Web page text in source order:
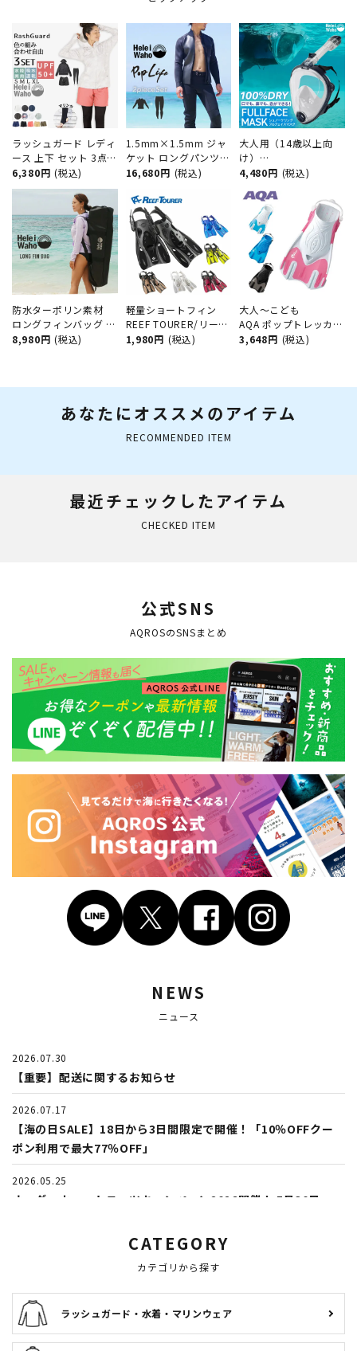
ラッシュガード レディ
ース 上下 セット 3点
フード付き 長袖 トレ
ンカ サーフパンツ 水
着 30代 40代 50代 体
型カバー ゆったり UV
カット 水陸両用 プー
ル 海 ランニング ヨガ
接触冷感 ヘレイワホ
運動 スポーツ 夏
6,380円 (税込)
1.5mm×1.5mm ジャ
ケット ロングパンツ
メンズ ウェットスーツ
レイワホ poplife サー
フィン ダイビング
SUP スノーケル シュ
ノーケリング
16,680円 (税込)
大人用（14歳以上向
け）
『TBSテレビ ラヴィッ
ルフェイスマスク
HeleiWaho ヘレイワホ
ALOHA フルフェイス
ドライシュノーケル メ
ッシュバッグ付き
4,480円 (税込)
防水ターポリン素材
ロングフィンバッグ ヘ
レイワホ/HeleiWaho
8,980円 (税込)
軽量ショートフィン
REEF TOURER/リーフ
ツアラー RF0106 シュ
1,980円 (税込)
大人～こども
AQA ポップトレッカー
KF-2511N シュノーケ
3,648円 (税込)
あなたにオススメのアイテム
RECOMMENDED ITEM
最近チェックしたアイテム
CHECKED ITEM
公式SNS
AQROSのSNSまとめ
NEWS
ニュース
2026.07.30
【重要】配送に関するお知らせ
2026.07.17
【海の日SALE】18日から3日間限定で開催！「10％OFFクー
ポン利用で最大77％OFF」
2026.05.25
オーダーウェットスーツキャンペーン2026開催！ 5月30日
春のダイコンフェア開催！5月10日（日）まで
2026.04.01
AQROS Member Days -メンバーだけの特別な3日間が4月3日
より開催！
CATEGORY
カテゴリから探す
ラッシュガード・水着・マリンウェア